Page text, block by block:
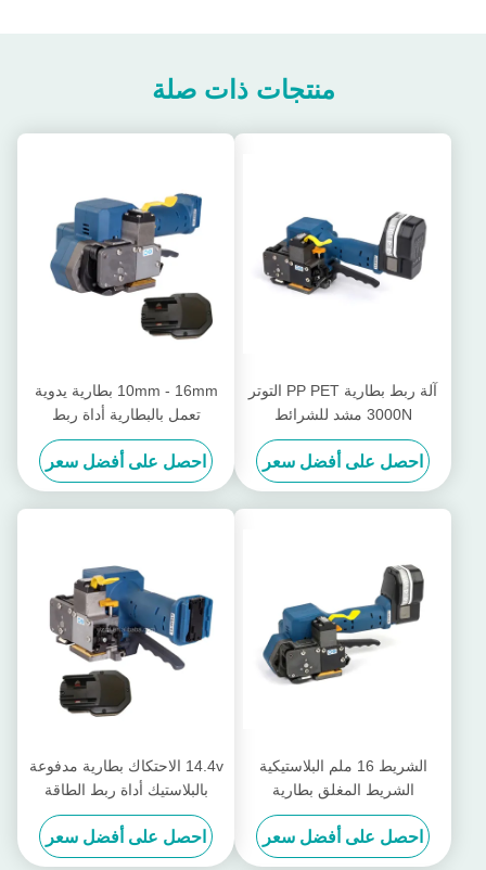
منتجات ذات صلة
آلة ربط بطارية PP PET التوتر
3000N مشد للشرائط
البلاستيكية
احصل على أفضل سعر
10mm - 16mm بطارية يدوية
تعمل بالبطارية أداة ربط
بلاستيكية غير مغلقة
احصل على أفضل سعر
الشريط 16 ملم البلاستيكية
الشريط المغلق بطارية
مضغوطة قابلة لإعادة الشحن
Pp الشريط حزمة حزمة
احصل على أفضل سعر
14.4v الاحتكاك بطارية مدفوعة
بالبلاستيك أداة ربط الطاقة
الحامدة أداة ربط يدوية
احصل على أفضل سعر